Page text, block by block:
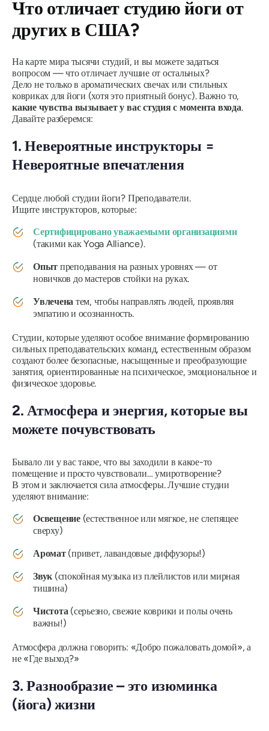
Что отличает студию йоги от
других в США?
На карте мира тысячи студий, и вы можете задаться
вопросом —что отличает лучшие от остальных?
Дело не только в ароматических свечах или стильных
ковриках для йоги (хотя это приятный бонус). Важно то,
какие чувства вызывает у вас студия с момента входа.
Давайте разберемся:
1. Невероятные инструкторы =
Невероятные впечатления
Сердце любой студии йоги? Преподаватели.
Ищите инструкторов, которые:
Сертифицированоуважаемыми организациями
(такими как Yoga Alliance).
Опыт преподавания на разных уровнях — от
новичков до мастеров стойки на руках.
Увлечена тем, чтобы направлять людей, проявляя
эмпатию и осознанность.
Студии, которые уделяют особое внимание формированию
сильных преподавательских команд, естественным образом
создают более безопасные, насыщенные и преобразующие
занятия, ориентированные на психическое, эмоциональное и
физическое здоровье.
2. Атмосфера и энергия, которые вы
можете почувствовать
Бывало ли у вас такое, что вы заходили в какое-то
помещение и просто чувствовали… умиротворение?
В этом и заключается сила атмосферы. Лучшие студии
уделяют внимание:
Освещение(естественное или мягкое, не слепящее
сверху)
Аромат(привет, лавандовые диффузоры!)
Звук (спокойная музыка из плейлистов или мирная
тишина)
Чистота(серьезно, свежие коврики и полы очень
важны!)
Атмосфера должна говорить: «Добро пожаловать домой», а
не «Где выход?»
3. Разнообразие – это изюминка
(йога) жизни